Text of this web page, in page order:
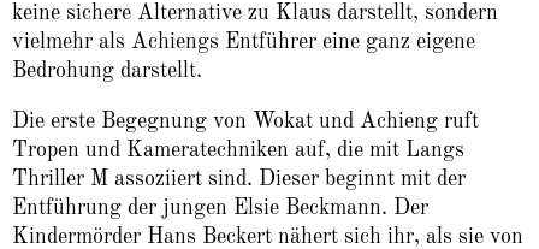
keine sichere Alternative zu Klaus darstellt, sondern
vielmehr als Achiengs Entführer eine ganz eigene
Bedrohung darstellt.
Die erste Begegnung von Wokat und Achieng ruft
Tropen und Kameratechniken auf, die mit Langs
Thriller M assoziiert sind. Dieser beginnt mit der
Entführung der jungen Elsie Beckmann. Der
Kindermörder Hans Beckert nähert sich ihr, als sie von